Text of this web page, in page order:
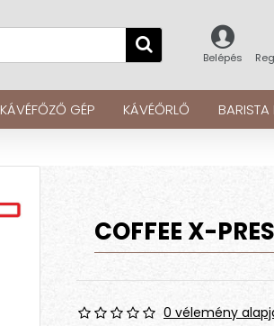
Belépés
KÁVÉFŐZŐ GÉP KÁVÉŐRLŐ BARISTA
COFFEE X-
0 vélemény